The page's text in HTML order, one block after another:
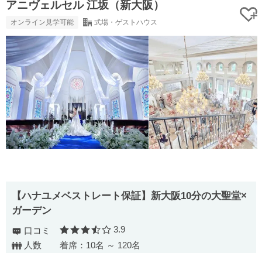
アニヴェルセル 江坂（新大阪）
オンライン見学可能 式場・ゲストハウス
【ハナユメベストレート保証】新大阪10分の大聖堂×
ガーデン
口コミ 口コミ評価
3.9
人数
着席：10名 ～ 120名